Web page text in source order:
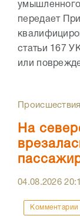
передает
статьи 167
или
Происшествия
На
04.08.2026
Комментарии